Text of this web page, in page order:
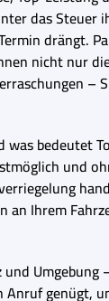
das Steuer
drängt.
nicht nur
–
was bedeutet
und
an Ihrem
genügt,